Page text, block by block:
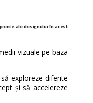
ale designului în acest
vizuale pe baza
exploreze diferite
și să accelereze